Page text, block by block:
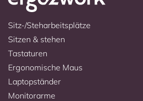
Sitz-/Steharbeitsplätze
Sitzen & stehen
Tastaturen
Ergonomische Maus
Laptopständer
Monitorarme